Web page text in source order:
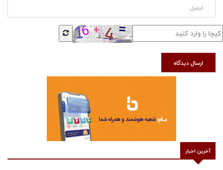
ارسال دیدگاه
آخرین اخبار